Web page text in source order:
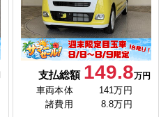
支払総額 149.8万円
車両本体
141万円
諸費用
8.8万円